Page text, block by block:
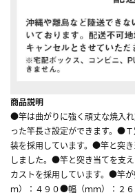
商品説明
●竿は曲がりに強く頑丈な焼入
った竿長さ設定ができます。●
装を採用しています。●竿と突
しました。●竿と突き当てを支
カストを採用しています。●竿
ｍ）：４９０●幅（ｍｍ）：２